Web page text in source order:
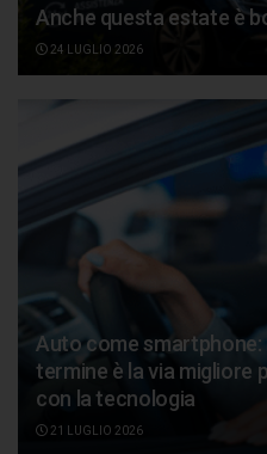
Anche questa estate è
24 LUGLIO 2026
Auto come smartphone:
termine è la via migliore
con la tecnologia
21 LUGLIO 2026